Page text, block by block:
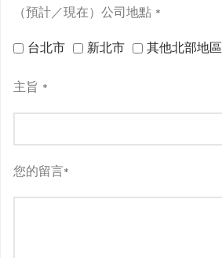
（預計／現在）公司地點 *
台北市 新北市 其他北部地區
主旨 *
您的留言*